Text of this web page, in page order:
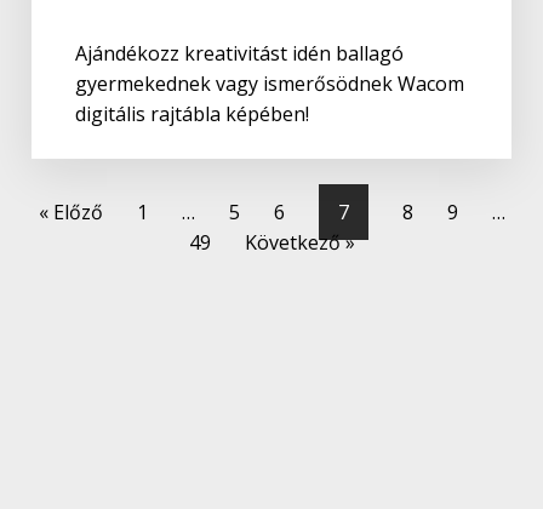
Ajándékozz kreativitást idén ballagó
gyermekednek vagy ismerősödnek Wacom
digitális rajtábla képében!
« Előző 1 … 5 6 7 8 9
…
49
Következő »